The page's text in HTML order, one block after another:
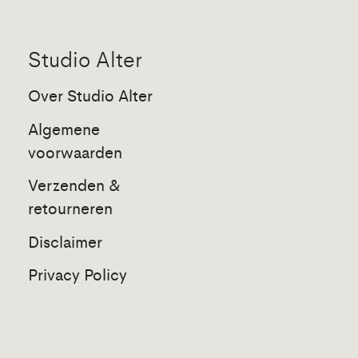
Studio Alter
Over Studio Alter
Algemene
voorwaarden
Verzenden &
retourneren
Disclaimer
Privacy Policy